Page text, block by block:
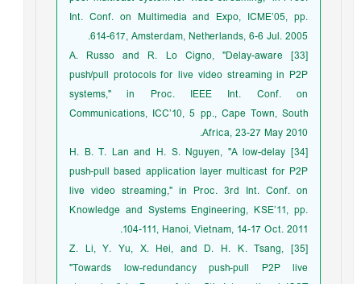
Int. Conf. on Multimedia and Expo, ICME’05, pp.
614-617, Amsterdam, Netherlands, 6-6 Jul. 2005.
[33] A. Russo and R. Lo Cigno, "Delay-aware
push/pull protocols for live video streaming in P2P
systems," in Proc. IEEE Int. Conf. on
Communications, ICC’10, 5 pp., Cape Town, South
Africa, 23-27 May 2010.
[34] H. B. T. Lan and H. S. Nguyen, "A low-delay
push-pull based application layer multicast for P2P
live video streaming," in Proc. 3rd Int. Conf. on
Knowledge and Systems Engineering, KSE’11, pp.
104-111, Hanoi, Vietnam, 14-17 Oct. 2011.
[35] Z. Li, Y. Yu, X. Hei, and D. H. K. Tsang,
"Towards low-redundancy push-pull P2P live